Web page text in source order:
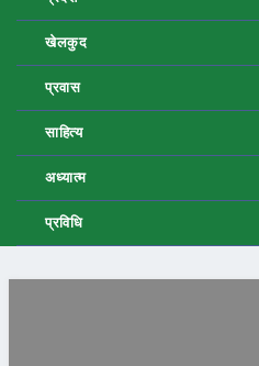
खेलकुद
प्रवास
साहित्य
अध्यात्म
प्रविधि